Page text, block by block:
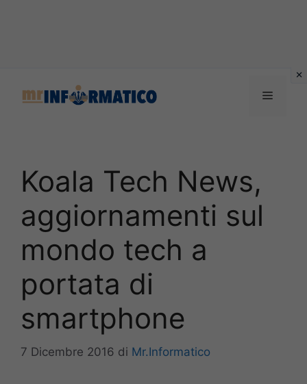
Menu
Koala Tech News,
aggiornamenti sul
mondo tech a
portata di
smartphone
7 Dicembre 2016 di Mr.Informatico